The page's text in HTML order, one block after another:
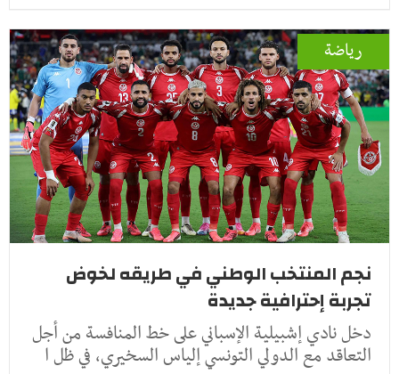
رياضة
نجم المنتخب الوطني في طريقه لخوض
تجربة إحترافية جديدة
دخل نادي إشبيلية الإسباني على خط المنافسة من أجل
التعاقد مع الدولي التونسي إلياس السخيري، في ظل ا